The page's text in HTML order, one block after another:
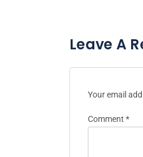
Leave A
Your email
Comment *